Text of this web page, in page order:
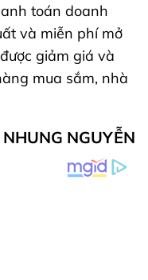
toán doanh
và miễn phí mở
giảm giá và
mua sắm, nhà
NGUYỄN